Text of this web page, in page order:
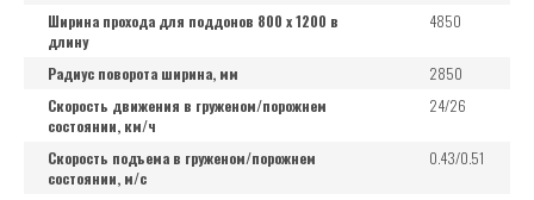
Ширина прохода для поддонов 800 x 1200 в
длину
4850
Радиус поворота ширина, мм
2850
Скорость движения в груженом/порожнем
состоянии, км/ч
24/26
Скорость подъема в груженом/порожнем
состоянии, м/с
0.43/0.51